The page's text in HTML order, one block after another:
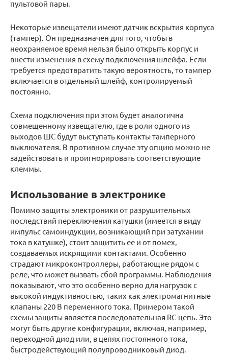
пультовой пары.
Некоторые извещатели имеют датчик вскрытия корпуса
(тампер). Он предназначен для того, чтобы в
неохраняемое время нельзя было открыть корпус и
внести изменения в схему подключения шлейфа. Если
требуется предотвратить такую вероятность, то тампер
включается в отдельный шлейф, контролируемый
постоянно.
Схема подключения при этом будет аналогична
совмещенному извещателю, где в роли одного из
выходов ШС будут выступать контакты тамперного
выключателя. В противном случае эту опцию можно не
задействовать и проигнорировать соответствующие
клеммы.
Использование в электронике
Помимо защиты электроники от разрушительных
последствий переключения катушки (имеется в виду
импульс самоиндукции, возникающий при затухании
тока в катушке), стоит защитить ее и от помех,
создаваемых искрящими контактами. Особенно
страдают микроконтроллеры, работающие рядом с
реле, что может вызвать сбой программы. Наблюдения
показывают, что это особенно верно для нагрузок с
высокой индуктивностью, таких как электромагнитные
клапаны 220 В переменного тока. Примером такой
схемы защиты является последовательная RC-цепь. Это
могут быть другие конфигурации, включая, например,
переходной диод или, в цепях постоянного тока,
быстродействующий полупроводниковый диод.